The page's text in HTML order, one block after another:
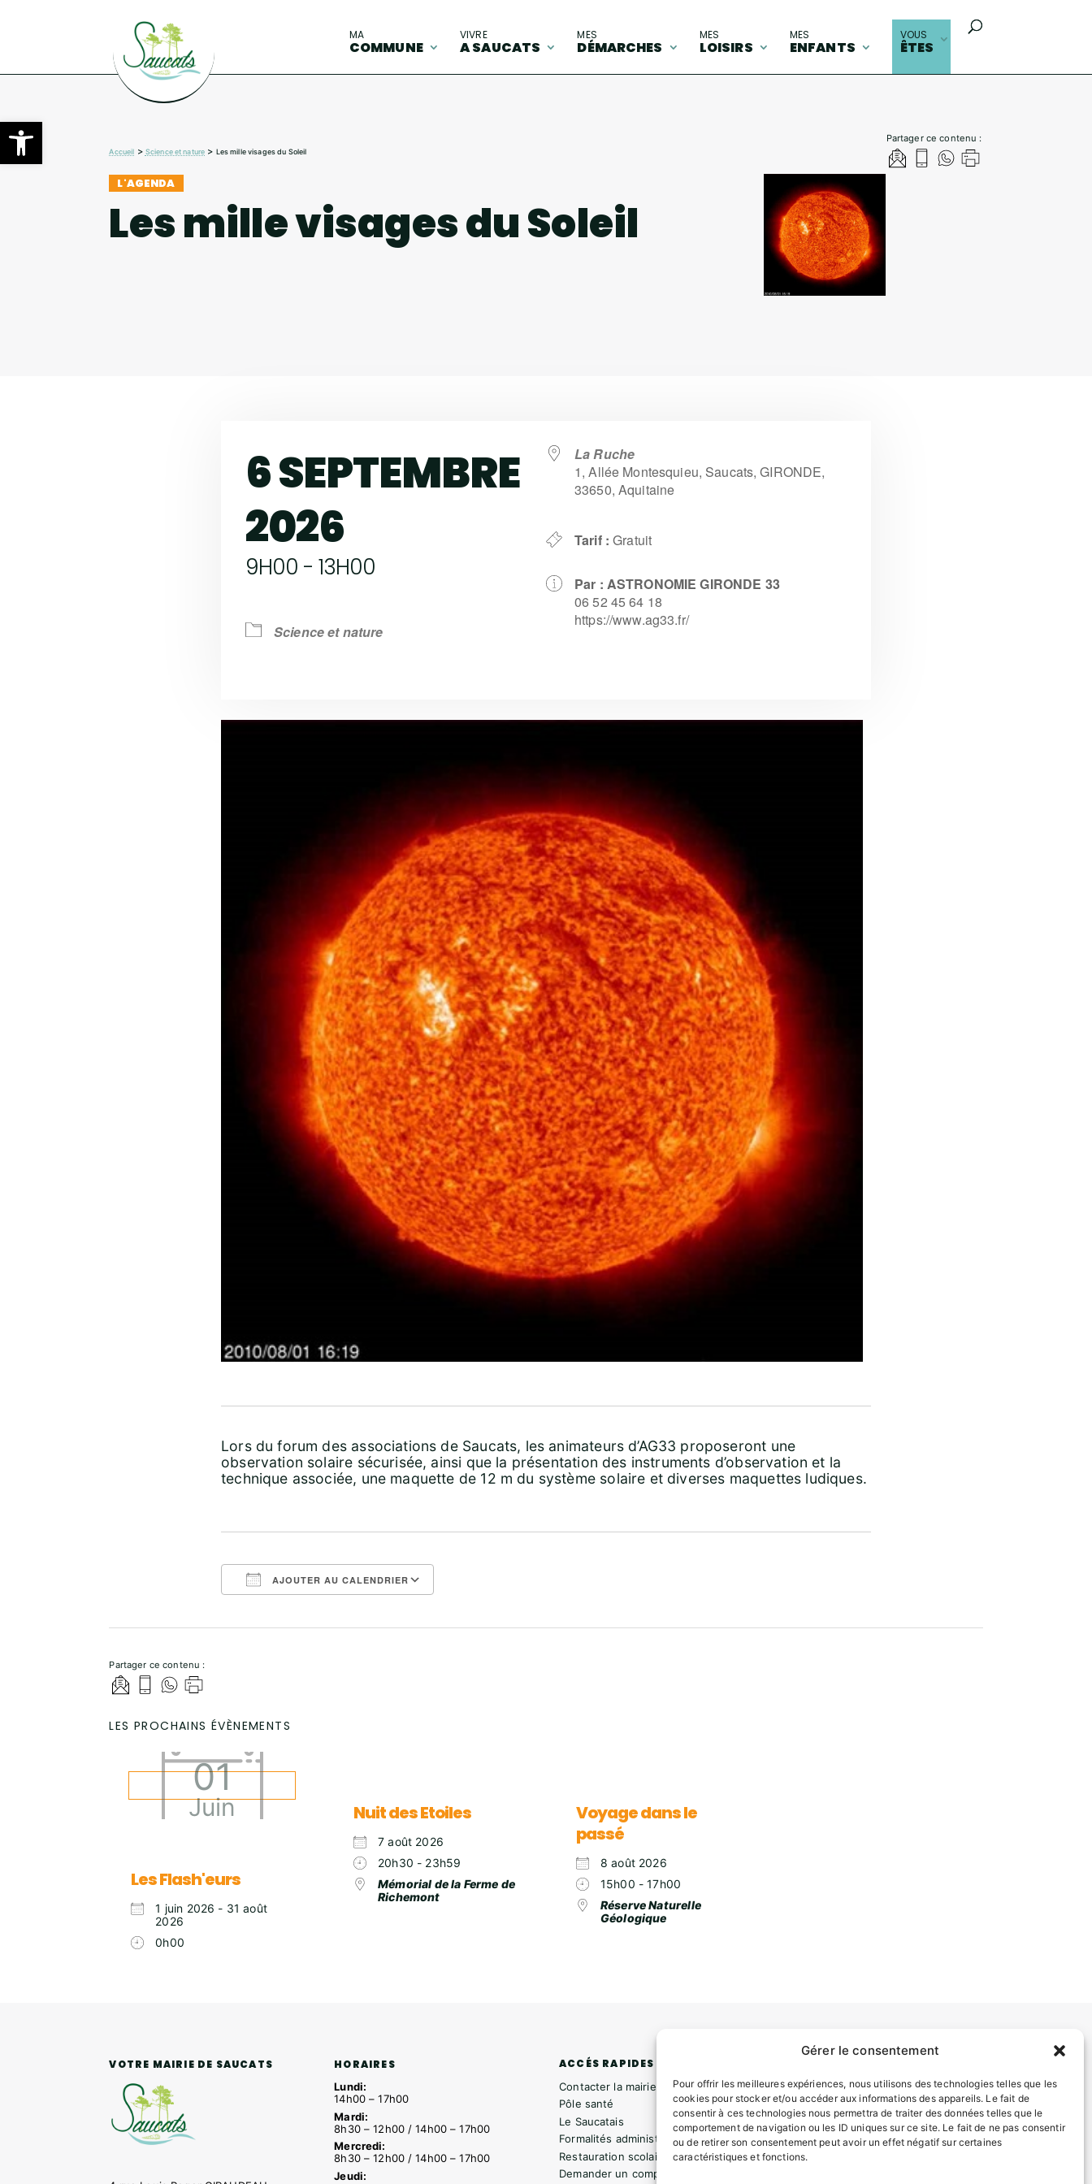
Ouvrir la barre d’outils
Gérer le consentement
Pour offrir les meilleures expériences, nous utilisons des technologies telles que les
cookies pour stocker et/ou accéder aux informations des appareils. Le fait de
consentir à ces technologies nous permettra de traiter des données telles que le
comportement de navigation ou les ID uniques sur ce site. Le fait de ne pas consentir
ou de retirer son consentement peut avoir un effet négatif sur certaines
caractéristiques et fonctions.
MA
COMMUNE
VIVRE
A SAUCATS
MES
DÉMARCHES
MES
LOISIRS
MES
ENFANTS
VOUS
ÊTES
Partager ce contenu :
Accueil > Science et nature > Les mille visages du Soleil
L'AGENDA
Les mille visages du Soleil
6 SEPTEMBRE
2026
9H00 - 13H00
Science et nature
La Ruche
1, Allée Montesquieu, Saucats, GIRONDE,
33650, Aquitaine
Tarif :Gratuit
Par : ASTRONOMIE GIRONDE 33
06 52 45 64 18
https://www.ag33.fr/
Lors du forum des associations de Saucats, les animateurs d’AG33 proposeront une
observation solaire sécurisée, ainsi que la présentation des instruments d’observation et la
technique associée, une maquette de 12 m du système solaire et diverses maquettes ludiques.
AJOUTER AU CALENDRIER
Partager ce contenu :
LES PROCHAINS ÉVÈNEMENTS
01
Juin
Les Flash'eurs
1 juin 2026 - 31 août
2026
0h00
Nuit des Etoiles
7 août 2026
20h30 - 23h59
Mémorial de la Ferme de
Richemont
Voyage dans le
passé
8 août 2026
15h00 - 17h00
Réserve Naturelle
Géologique
VOTRE MAIRIE DE SAUCATS HORAIRES
Lundi:
14h00 – 17h00
Mardi:
8h30 – 12h00 / 14h00 – 17h00
Mercredi:
8h30 – 12h00 / 14h00 – 17h00
Jeudi:
ACCÉS RAPIDES
Contacter la mairie
Pôle santé
Le Saucatais
Formalités administratives
Restauration scolaire
Demander un composteur
Mentions légales
Politique de confidentialité
Plan du site